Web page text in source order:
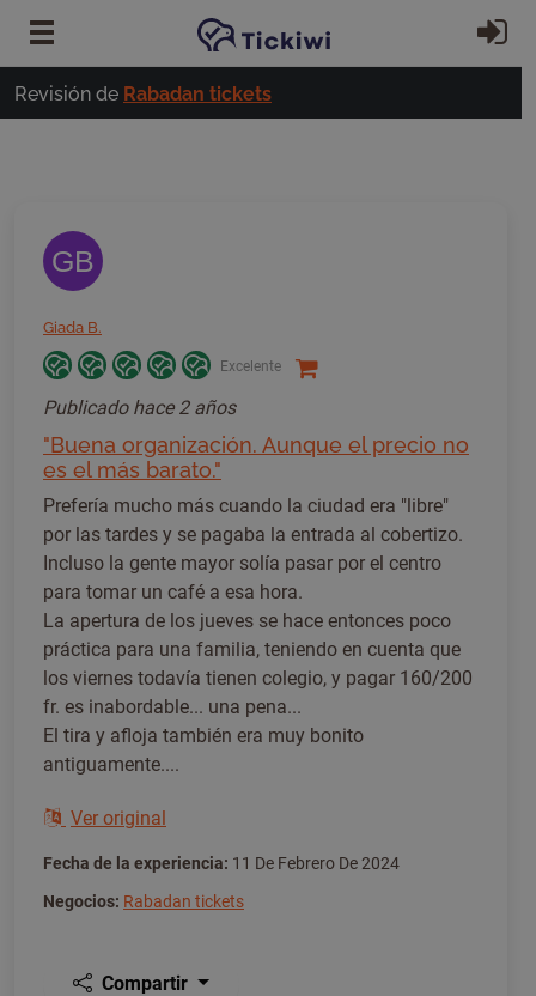
Revisión de Rabadan tickets
GB
Giada B.
Excelente
Publicado hace 2 años
"Buena organización. Aunque el precio no
es el más barato."
Prefería mucho más cuando la ciudad era "libre"
por las tardes y se pagaba la entrada al cobertizo.
Incluso la gente mayor solía pasar por el centro
para tomar un café a esa hora.
La apertura de los jueves se hace entonces poco
práctica para una familia, teniendo en cuenta que
los viernes todavía tienen colegio, y pagar 160/200
fr. es inabordable... una pena...
El tira y afloja también era muy bonito
antiguamente....
Ver original
Fecha de la experiencia: 11 De Febrero De 2024
Negocios: Rabadan tickets
Compartir